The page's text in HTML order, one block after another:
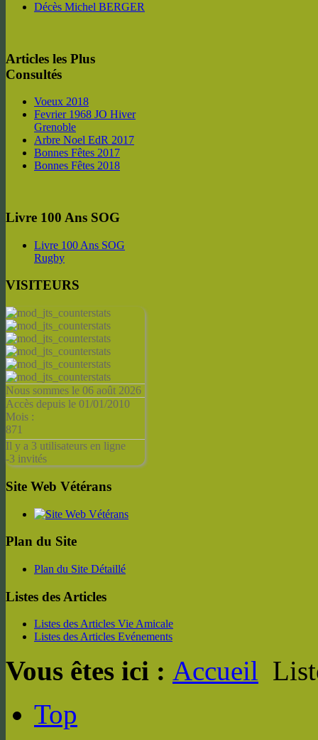
Décès Michel BERGER
Articles les Plus
Consultés
Voeux 2018
Fevrier 1968 JO Hiver
Grenoble
Arbre Noel EdR 2017
Bonnes Fêtes 2017
Bonnes Fêtes 2018
Livre 100 Ans SOG
Livre 100 Ans SOG
Rugby
VISITEURS
Nous sommes le 06 août 2026
Accès depuis le 01/01/2010
Mois :
871
Il y a 3 utilisateurs en ligne
-3 invités
Site Web Vétérans
Plan du Site
Plan du Site Détaillé
Listes des Articles
Listes des Articles Vie Amicale
Listes des Articles Evénements
Vous êtes ici : Accueil
Top